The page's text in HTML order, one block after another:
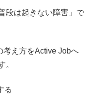
段は起きない障害」で
え方をActive Jobへ
。
る